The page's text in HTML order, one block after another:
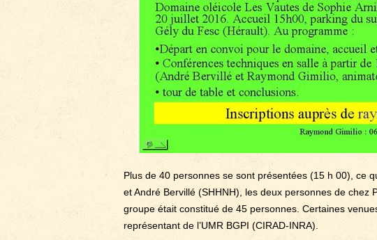
Plus de 40 personnes se sont présentées (15 h 00), ce
et André Bervillé (SHHNH), les deux personnes de chez
groupe était constitué de 45 personnes. Certaines
représentant de l’UMR BGPI (CIRAD-INRA).